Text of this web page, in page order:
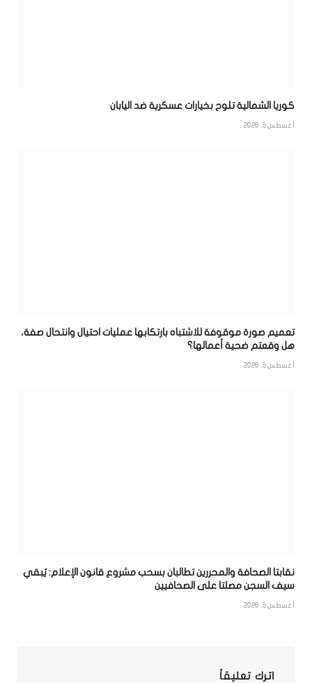
كوريا الشمالية تلوح بخيارات عسكرية ضد اليابان
أغسطس 5, 2026
تعميم صورة موقوفة للاشتباه بارتكابها عمليات احتيال وانتحال صفة،
هل وقعتم ضحية أعمالها؟
أغسطس 5, 2026
نقابتا الصحافة والمحررين تطالبان بسحب مشروع قانون الإعلام: يُبقي
سيف السجن مصلتا على الصحافيين
أغسطس 5, 2026
اترك تعليقاً